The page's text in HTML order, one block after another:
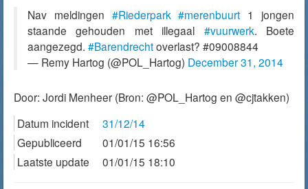
Nav meldingen #Riederpark #merenbuurt 1 jongen
staande gehouden met illegaal #vuurwerk. Boete
aangezegd. #Barendrechtoverlast? #09008844
— Remy Hartog (@POL_Hartog) December 31, 2014
Door: Jordi Menheer (Bron: @POL_Hartog en @cjtakken)
Datum incident
31/12/14
Gepubliceerd
01/01/15 16:56
Laatste update
01/01/15 18:10